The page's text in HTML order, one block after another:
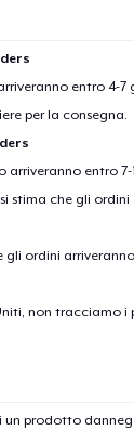
entro 4-
per la consegna.
entro
si stima che gli
gli ordini
non tracciamo
un prodotto